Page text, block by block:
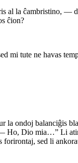
la ĉambristino, —
ĉion?
mi tute ne havas
la ondoj balanciĝis
Ho, Dio mia…” Li
sed li